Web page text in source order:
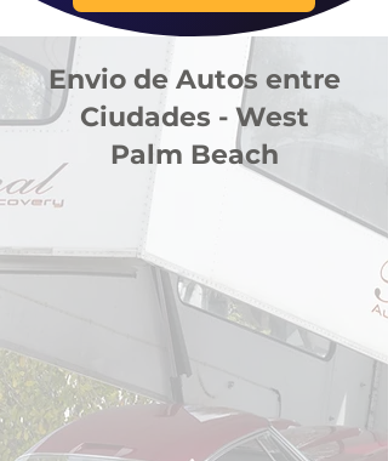
Envio de Autos entre
Ciudades - West
Palm Beach